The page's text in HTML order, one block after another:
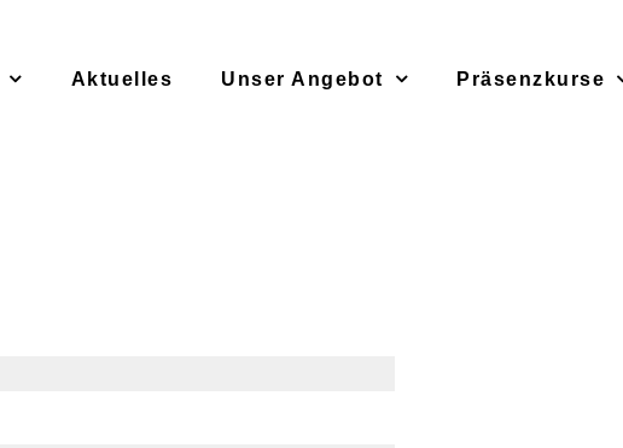
Aktuelles Unser Angebot Präsenzkurse